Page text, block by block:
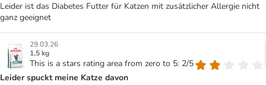
Leider ist das Diabetes Futter für Katzen mit zusätzlicher Allergie nicht
ganz geeignet
29.03.26
1,5 kg
This is a stars rating area from zero to 5: 2/5
Leider spuckt meine Katze davon